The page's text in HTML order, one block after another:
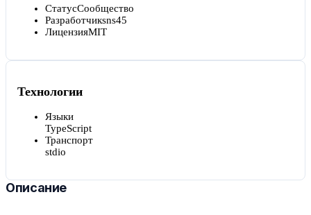
СтатусСообщество
Разработчикsns45
ЛицензияMIT
Технологии
Языки
TypeScript
Транспорт
stdio
Описание